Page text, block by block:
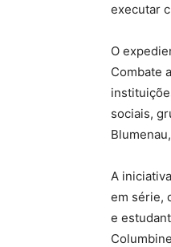
executar
O
Combate
sociais,
A
em série,
e